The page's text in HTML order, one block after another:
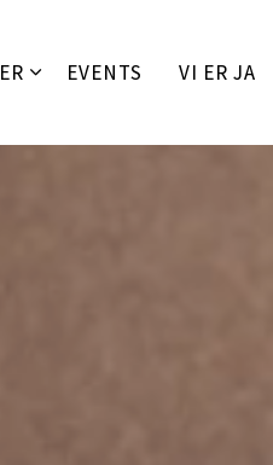
EVENTS VI ER JA